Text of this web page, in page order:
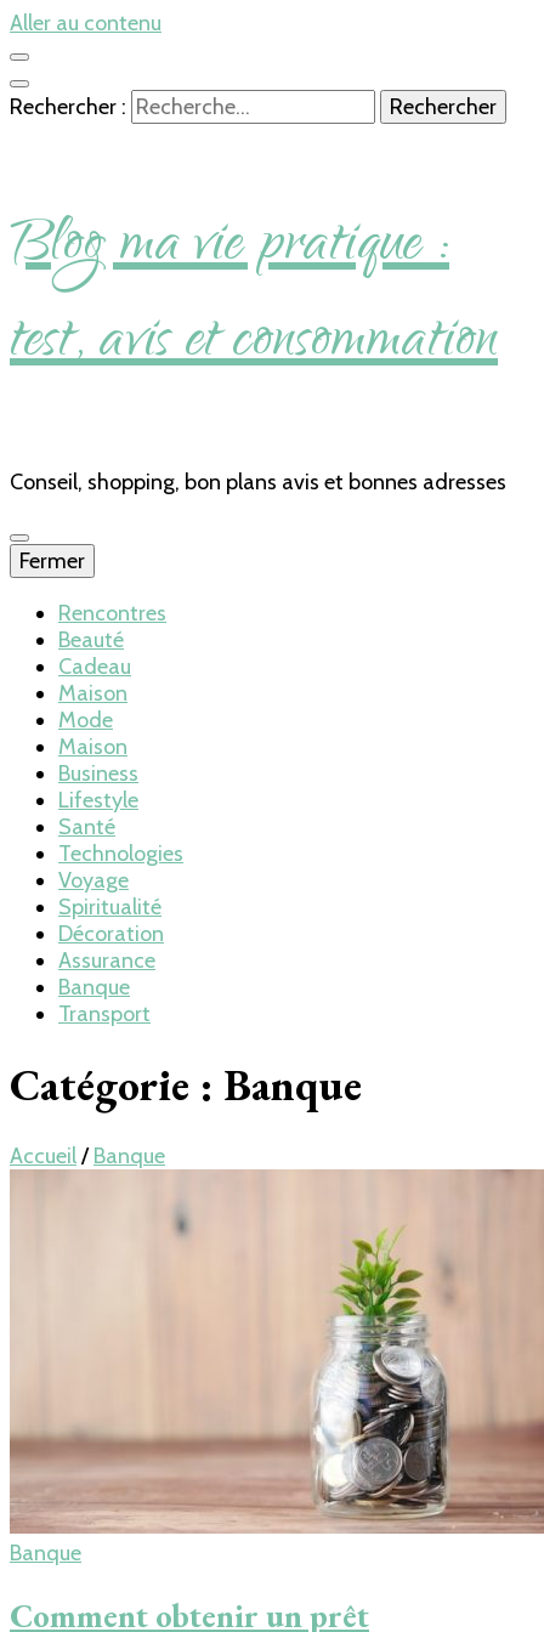
Aller au contenu
Rechercher :
Blog ma vie pratique :
test, avis et consommation
Conseil, shopping, bon plans avis et bonnes adresses
Fermer
Rencontres
Beauté
Cadeau
Maison
Mode
Maison
Business
Lifestyle
Santé
Technologies
Voyage
Spiritualité
Décoration
Assurance
Banque
Transport
Catégorie : Banque
Accueil/ Banque
Banque
Comment obtenir un prêt